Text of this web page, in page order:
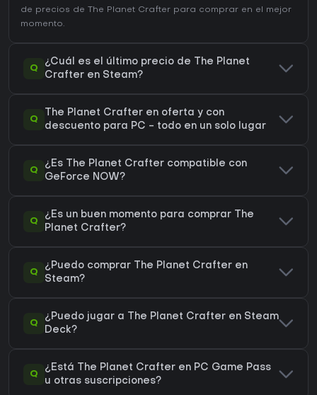
de precios de The Planet Crafter para comprar en el mejor
momento.
Q
¿Cuál es el último precio de The Planet
Crafter en Steam?
Q
The Planet Crafter en oferta y con
descuento para PC - todo en un solo lugar
Q
¿Es The Planet Crafter compatible con
GeForce NOW?
Q
¿Es un buen momento para comprar The
Planet Crafter?
Q
¿Puedo comprar The Planet Crafter en
Steam?
Q
¿Puedo jugar a The Planet Crafter en Steam
Deck?
Q
¿Está The Planet Crafter en PC Game Pass
u otras suscripciones?